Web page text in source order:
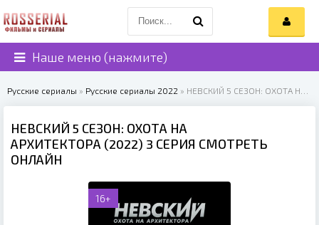
Наше меню (нажмите)
Русские сериалы » Русские сериалы 2022 » НЕВСКИЙ 5 СЕЗОН: ОХОТА НА АРХИТЕКТОРА (2022)
НЕВСКИЙ 5 СЕЗОН: ОХОТА НА
АРХИТЕКТОРА (2022) 3 СЕРИЯ СМОТРЕТЬ
ОНЛАЙН
16+